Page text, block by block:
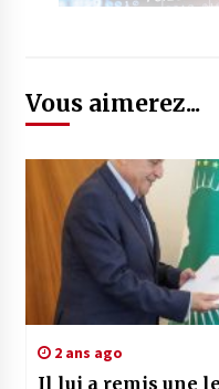
Vous aimerez...
2 ans ago
Il lui a remis une